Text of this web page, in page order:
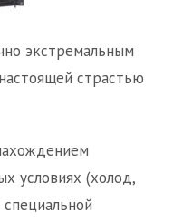
экстремальным
страстью
условиях (холод,